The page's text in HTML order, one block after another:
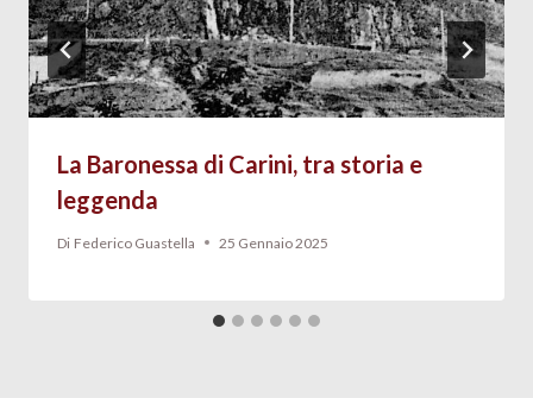
La Baronessa di Carini, tra storia e
leggenda
Di Federico Guastella 25 Gennaio 2025